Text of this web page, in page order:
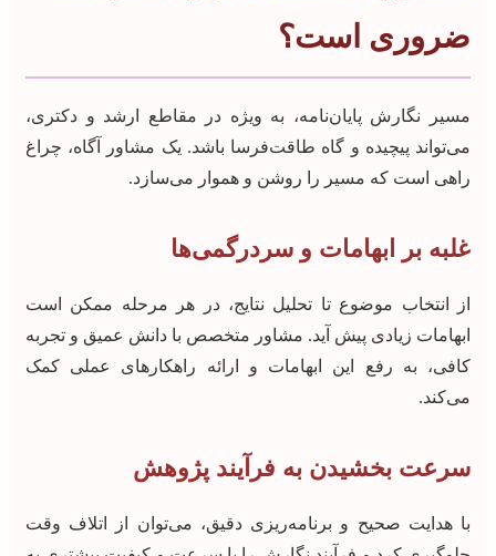
ضروری است؟
مسیر نگارش پایان‌نامه، به ویژه در مقاطع ارشد و دکتری،
می‌تواند پیچیده و گاه طاقت‌فرسا باشد. یک مشاور آگاه، چراغ
راهی است که مسیر را روشن و هموار می‌سازد.
غلبه بر ابهامات و سردرگمی‌ها
از انتخاب موضوع تا تحلیل نتایج، در هر مرحله ممکن است
ابهامات زیادی پیش آید. مشاور متخصص با دانش عمیق و تجربه
کافی، به رفع این ابهامات و ارائه راهکارهای عملی کمک
می‌کند.
سرعت بخشیدن به فرآیند پژوهش
با هدایت صحیح و برنامه‌ریزی دقیق، می‌توان از اتلاف وقت